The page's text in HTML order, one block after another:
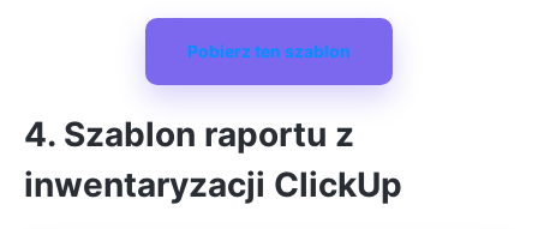
Pobierz ten szablon
4. Szablon raportu z
inwentaryzacji ClickUp